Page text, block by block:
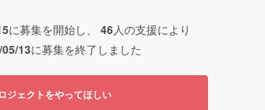
に募集を開始し、 46人の支援により
13に募集を終了しました
ジェクトをやってほしい